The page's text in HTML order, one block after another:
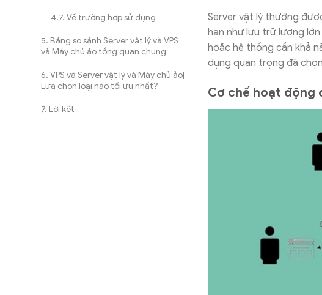
Về trường hợp sử dụng
Bảng so sánh Server vật lý và VPS
và Máy chủ ảo tổng quan chung
VPS và Server vật lý và Máy chủ ảo|
Lựa chọn loại nào tối ưu nhất?
Lời kết
Server vật lý thường
hạn như lưu trữ lượng
hoặc hệ thống cần khả
dụng quan trọng đã
Cơ chế hoạt động